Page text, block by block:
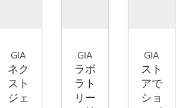
GIA
ネク
スト
ジェ
GIA
ラボ
ラト
リー
GIA
スト
アで
ショ